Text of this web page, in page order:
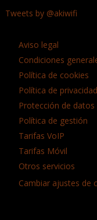
Tweets by @akiwifi
Aviso legal
Condiciones
Política de cookies
Política de privacidad
Protección de datos
Política de gestión
Tarifas VoIP
Tarifas Móvil
Otros servicios
Cambiar ajustes de